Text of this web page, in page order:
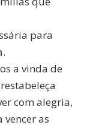
para
a vinda de
com alegria,
as